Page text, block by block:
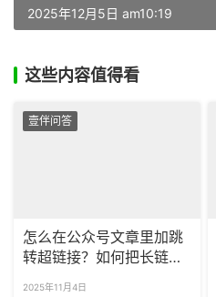
2025年12月5日 am10:19
这些内容值得看
壹伴问答
怎么在公众号文章里加跳
转超链接？如何把长链接
2025年11月4日